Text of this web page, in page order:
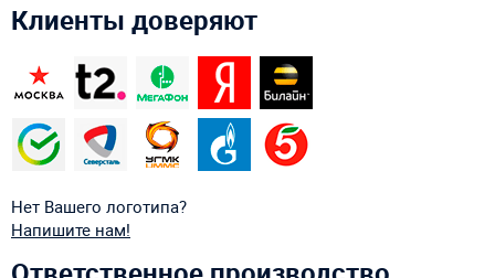
Клиенты доверяют
Нет Вашего логотипа?
Напишите нам!